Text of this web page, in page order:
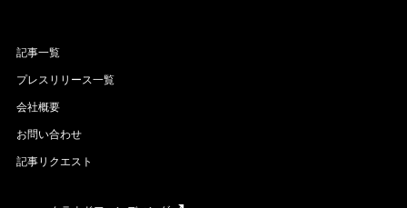
記事一覧
プレスリリース一覧
会社概要
お問い合わせ
記事リクエスト